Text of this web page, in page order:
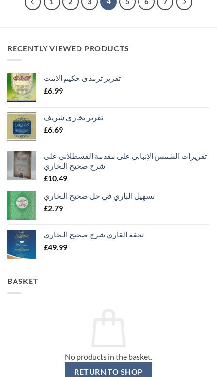
RECENTLY VIEWED PRODUCTS
تقریر ترمذی حکیم الامت
£6.99
تقریر بخاری شریف
£6.69
تقريرات الشمس الإنبابي على مقدمة القسطلاني على
شرح صحيح البخاري
£10.49
تسهيل الباري في حل صحيح البخاري
£2.79
تحفة القاري شرح صحيح البخاري
£49.99
BASKET
No products in the basket.
RETURN TO SHOP